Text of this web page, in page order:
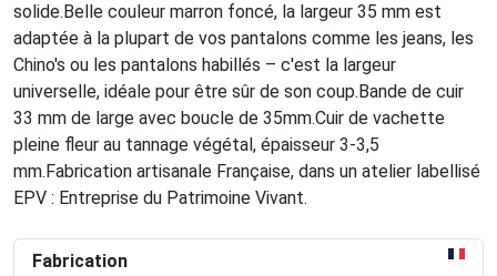
solide.Belle couleur marron foncé, la largeur 35 mm est
adaptée à la plupart de vos pantalons comme les jeans, les
Chino's ou les pantalons habillés – c'est la largeur
universelle, idéale pour être sûr de son coup.Bande de cuir
33 mm de large avec boucle de 35mm.Cuir de vachette
pleine fleur au tannage végétal, épaisseur 3-3,5
mm.Fabrication artisanale Française, dans un atelier labellisé
EPV : Entreprise du Patrimoine Vivant.
Fabrication